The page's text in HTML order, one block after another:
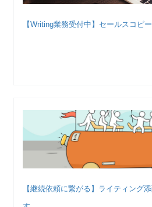
【Writing業務受付中】セールスコピ
【継続依頼に繋がる】ライティング